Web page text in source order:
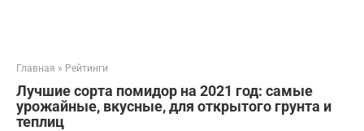
Главная » Рейтинги
Лучшие сорта помидор на 2021 год: самые
урожайные, вкусные, для открытого грунта и
теплиц